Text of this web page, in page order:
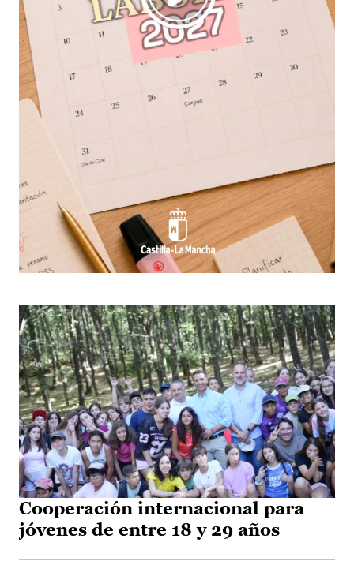
Cooperación internacional para
jóvenes de entre 18 y 29 años